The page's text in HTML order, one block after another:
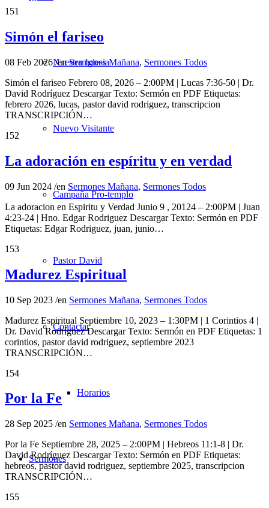
Nuestra Iglesia
Nuevo Visitante
Campaña Pro-templo
Pastor David
Contactar
Horarios
Sermones
151
Simón el fariseo
08 Feb 2026/enSermones Mañana, Sermones Todos
Simón el fariseo Febrero 08, 2026 – 2:00PM | Lucas 7:36-50 | Dr.
David Rodríguez Descargar Texto: Sermón en PDF Etiquetas:
febrero 2026, lucas, pastor david rodriguez, transcripcion
TRANSCRIPCIÓN…
152
La adoración en espíritu y en verdad
09 Jun 2024 /en Sermones Mañana, Sermones Todos
La adoracion en Espiritu y Verdad Junio 9 , 20124 – 2:00PM | Juan
4:23-24 | Hno. Edgar Rodriguez Descargar Texto: Sermón en PDF
Etiquetas: Edgar Rodriguez, juan, junio…
153
Madurez Espiritual
10 Sep 2023 /en Sermones Mañana, Sermones Todos
Madurez Espiritual Septiembre 10, 2023 – 1:30PM | 1 Corintios 4 |
Dr. David Rodríguez Descargar Texto: Sermón en PDF Etiquetas: 1
corintios, pastor david rodriguez, septiembre 2023
TRANSCRIPCIÓN…
154
Por la Fe
28 Sep 2025 /en Sermones Mañana, Sermones Todos
Por la Fe Septiembre 28, 2025 – 2:00PM | Hebreos 11:1-8 | Dr.
David Rodríguez Descargar Texto: Sermón en PDF Etiquetas:
hebreos, pastor david rodriguez, septiembre 2025, transcripcion
TRANSCRIPCIÓN…
155